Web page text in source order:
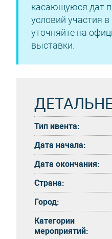
касающуюся дат
условий участия
уточняйте на
выставки.
Тип ивента:
Дата начала:
Дата окончания:
Страна:
Город:
Категории
мероприятий: